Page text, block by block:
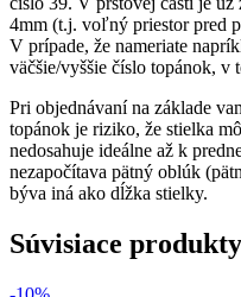
4mm (t.j. voľný priestor pred
V prípade, že nameriate
väčšie/vyššie číslo topánok, v
Pri objednávaní na základe
topánok je riziko, že stielka
nedosahuje ideálne až k
nezapočítava pätný oblúk
býva iná ako dĺžka stielky.
Súvisiace produkty